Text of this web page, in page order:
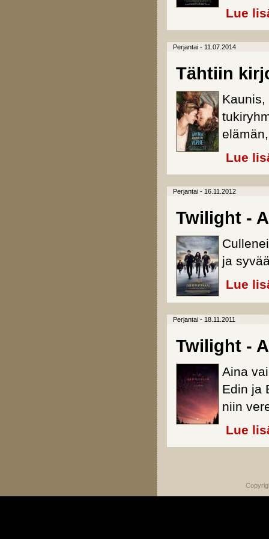
Lue
Perjantai - 11.07.2014
Tähtiin
Lue
Perjantai - 16.11.2012
Twilight -
ja
Lue
Perjantai - 18.11.2011
Twilight -
Aina
Edin ja
niin
Lue